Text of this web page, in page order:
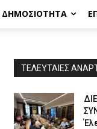
ΔΗΜΟΣΙΌΤΗΤΑ
ΤΕΛΕΥΤΑΙΕΣ